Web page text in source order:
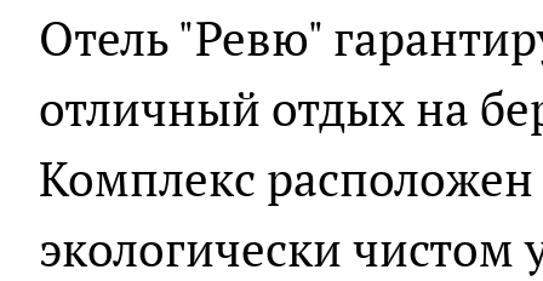
Отель "Ревю"
отличный отдых на
Комплекс
экологически чистом